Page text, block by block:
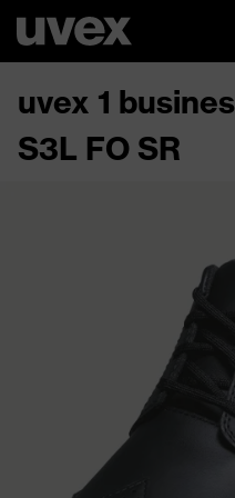
uvex 1
S3L FO SR